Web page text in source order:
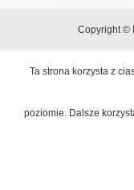
Copyright ©
Ta strona korzysta z
poziomie. Dalsze